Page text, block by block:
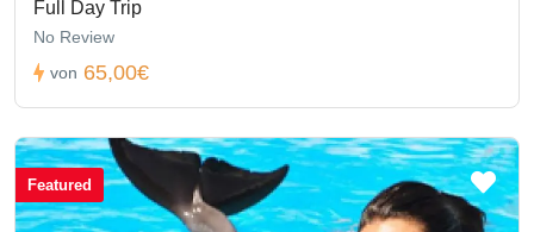
Full Day Trip
No Review
von 65,00€
Featured